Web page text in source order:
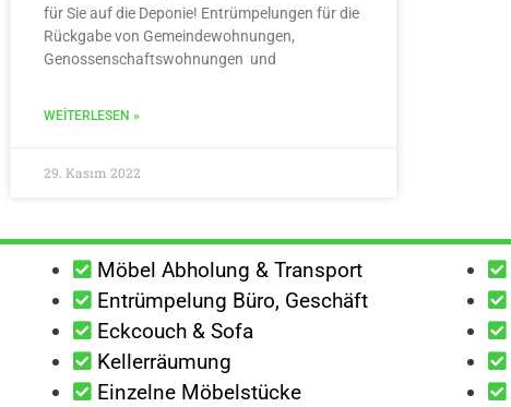
für Sie auf die Deponie! Entrümpelungen für die
Rückgabe von Gemeindewohnungen,
Genossenschaftswohnungen und
WEITERLESEN »
29. Kasım 2022
Möbel Abholung & Transport
Entrümpelung Büro, Geschäft
Eckcouch & Sofa
Kellerräumung
Einzelne Möbelstücke